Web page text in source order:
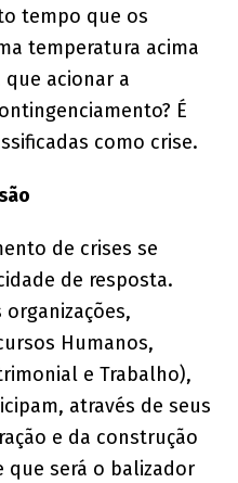
tempo que os
temperatura acima
acionar a
É
como crise.
de crises se
de resposta.
Humanos,
e Trabalho),
através de seus
e da construção
será o balizador